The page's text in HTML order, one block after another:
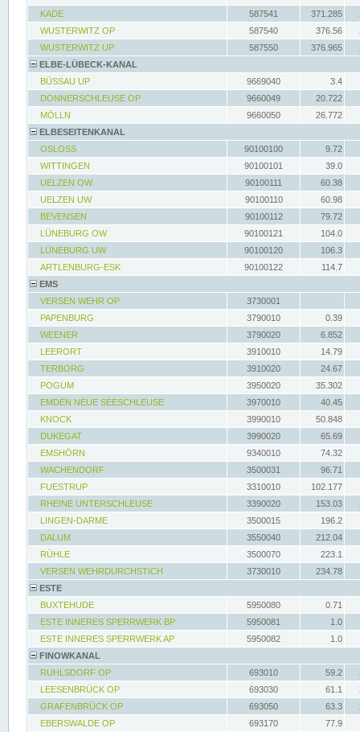
KADE
587541 371.285
WUSTERWITZ OP
587540 376.56
WUSTERWITZ UP
587550 376.965
ELBE-LÜBECK-KANAL
BÜSSAU UP
9669040
3.4
DONNERSCHLEUSE OP
9660049
20.722
MÖLLN
9660050
26.772
ELBESEITENKANAL
OSLOSS
90100100
9.72
WITTINGEN
90100101
39.0
UELZEN OW
90100111
60.38
UELZEN UW
90100110
60.98
BEVENSEN
90100112
79.72
LÜNEBURG OW
90100121
104.0
LÜNEBURG UW
90100120
106.3
ARTLENBURG-ESK
90100122
114.7
EMS
VERSEN WEHR OP
3730001
PAPENBURG
3790010
0.39
WEENER
3790020
6.852
LEERORT
3910010
14.79
TERBORG
3910020
24.67
POGUM
3950020
35.302
EMDEN NEUE SEESCHLEUSE
3970010
40.45
KNOCK
3990010
50.848
DUKEGAT
3990020
65.69
EMSHÖRN
9340010
74.32
WACHENDORF
3500031 96.71
FUESTRUP
3310010
102.177
RHEINE UNTERSCHLEUSE
3390020 153.03
LINGEN-DARME
3500015
196.2
DALUM
3550040 212.04
RÜHLE
3500070
223.1
VERSEN WEHRDURCHSTICH
3730010
234.78
ESTE
BUXTEHUDE
5950080
0.71
ESTE INNERES SPERRWERK BP
5950081
1.0
ESTE INNERES SPERRWERK AP
5950082
1.0
FINOWKANAL
RUHLSDORF OP
693010 59.2
LEESENBRÜCK OP
693030 61.1
GRAFENBRÜCK OP
693050 63.3
EBERSWALDE OP
693170
77.9